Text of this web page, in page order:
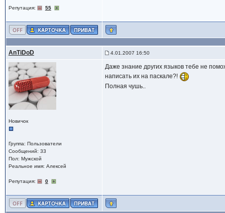
Репутация: 55
AnTiDoD 4.01.2007 16:50
Новичок
Группа: Пользователи
Сообщений: 33
Пол: Мужской
Реальное имя: Алексей
Репутация: 0
Даже знание других языков тебе не
написать их на паскале?!
Полная чушь..